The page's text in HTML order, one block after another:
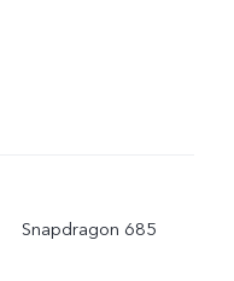
Snapdragon 685